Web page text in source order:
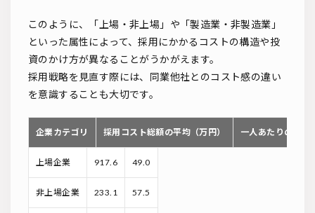
このように、「上場・非上場」や「製造業・非製造業」
といった属性によって、採用にかかるコストの構造や投
資のかけ方が異なることがうかがえます。
採用戦略を見直す際には、同業他社とのコスト感の違い
を意識することも大切です。
企業カテゴリ 採用コスト総額の平均（万円） 一人あたりの採用
上場企業 917.6 49.0
非上場企業 233.1 57.5